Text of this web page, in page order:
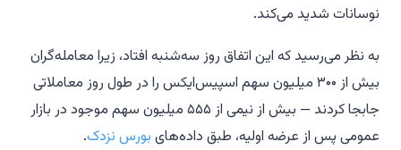
نوسانات شدید می‌کند.
به نظر می‌رسید که این اتفاق روز سه‌شنبه افتاد، زیرا معامله‌گران
بیش از ۳۰۰ میلیون سهم اسپیس‌ایکس را در طول روز معاملاتی
جابجا کردند — بیش از نیمی از ۵۵۵ میلیون سهم موجود در بازار
عمومی پس از عرضه اولیه، طبق داده‌های بورس نزدک.